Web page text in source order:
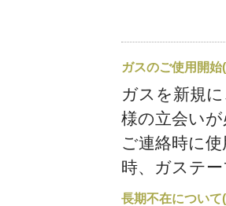
ガスのご使用開始
ガスを新規
様の立会い
ご連絡時に
時、ガステ
長期不在について